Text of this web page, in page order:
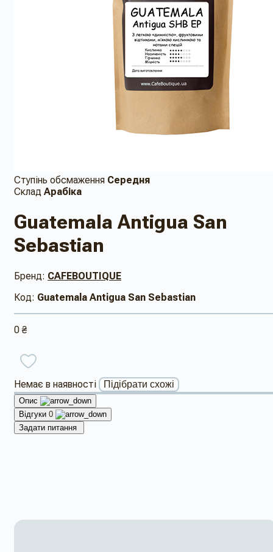
Ступінь обсмаження Середня
Склад Арабіка
Guatemala Antigua San
Sebastian
Бренд: CAFEBOUTIQUE
Код: Guatemala Antigua San Sebastian
0 ₴
Немає в наявності Підібрати схожі
Опис
Відгуки 0
Задати питання